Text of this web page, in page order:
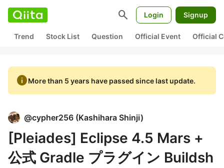
search Login Signup
Trend Stock List Question Official Event Official
infoMore than 5 years have passed since last update.
@cypher256 (Kashihara Shinji)
[Pleiades] Eclipse 4.5 Mars +
公式 Gradle プラグイン Buildsh